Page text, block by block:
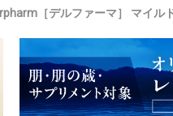
［デルファーマ］ マイル